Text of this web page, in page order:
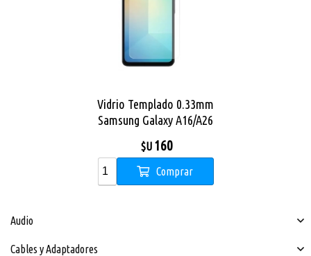
Audio
Cables y Adaptadores
Vidrio Templado 0.33mm
Samsung Galaxy A16/A26
$U 160
Comprar